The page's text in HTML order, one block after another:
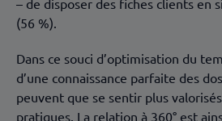
– de disposer des fiches clients en
(56 %).
Dans ce souci d’optimisation du
d’une connaissance parfaite des
peuvent que se sentir plus
pratiques. La relation à 360° est